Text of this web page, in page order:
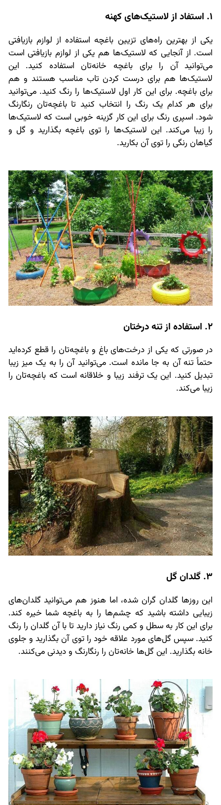
1. استفاد از لاستیک‌های کهنه
یکی از بهترین راه‌های تزیین باغچه استفاده از لوازم بازیافتی
است. از آنجایی که لاستیک‌ها هم یکی از لوازم بازیافتی است
می‌توانید آن را برای باغچه خانه‌تان استفاده کنید. این
لاستیک‌ها هم برای درست کردن تاب مناسب هستند و هم
برای باغچه. برای این کار اول لاستیک‌ها را رنگ کنید. می‌توانید
برای هر کدام یک رنگ را انتخاب کنید تا باغچه‌تان رنگارنگ
شود. اسپری رنگ برای این کار گزینه خوبی است که لاستیک‌ها
را زیبا می‌کند. این لاستیک‌ها را توی باغچه بگذارید و گل و
گیاهان رنگی را توی آن بکارید.
2. استفاده از تنه درختان
در صورتی که یکی از درخت‌های باغ و باغچه‌تان را قطع کرده‌اید
حتماً تنه آن به جا مانده است. می‌توانید آن را به یک میز زیبا
تبدیل کنید. این یک ترفند زیبا و خلاقانه است که باغچه‌تان را
زیبا می‌کند.
3. گلدان گل
این روزها گلدان گران شده، اما هنوز هم می‌توانید گلدان‌های
زیبایی داشته باشید که چشم‌ها را به باغچه شما خیره کند.
برای این کار به سطل و کمی رنگ نیاز دارید تا با آن گلدان را رنگ
کنید. سپس گل‌های مورد علاقه خود را توی آن بگذارید و جلوی
خانه بگذارید. این گل‌ها خانه‌تان را رنگارنگ و دیدنی می‌کنند.